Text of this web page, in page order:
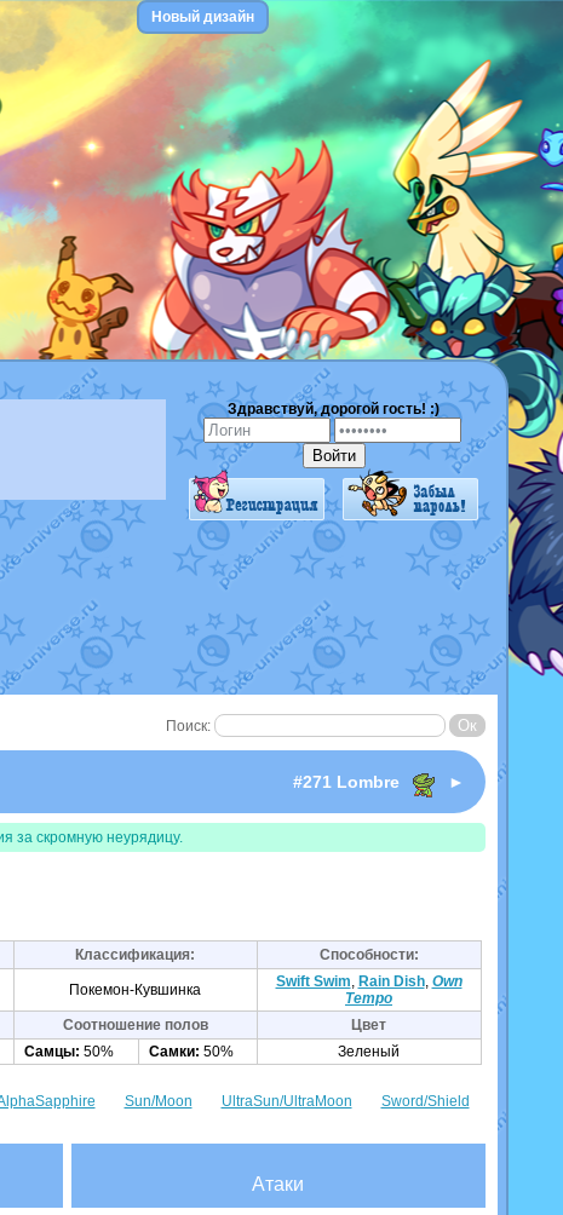
Новый дизайн
Здравствуй, дорогой гость! :)
Поиск:
#271 Lombre ►
за скромную неурядицу.
Классификация:
Способности:
Покемон-Кувшинка Swift Swim, Rain Dish, Own
Tempo
Соотношение полов
Цвет
Самцы: 50% Самки: 50% Зеленый
Sun/Moon UltraSun/UltraMoon Sword/Shield
Атаки